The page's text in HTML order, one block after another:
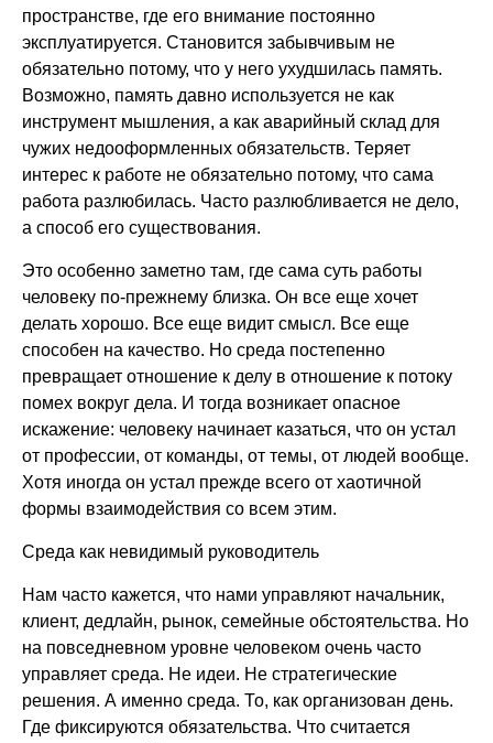
пространстве, где его внимание постоянно
эксплуатируется. Становится забывчивым не
обязательно потому, что у него ухудшилась память.
Возможно, память давно используется не как
инструмент мышления, а как аварийный склад для
чужих недооформленных обязательств. Теряет
интерес к работе не обязательно потому, что сама
работа разлюбилась. Часто разлюбливается не дело,
а способ его существования.
Это особенно заметно там, где сама суть работы
человеку по-прежнему близка. Он все еще хочет
делать хорошо. Все еще видит смысл. Все еще
способен на качество. Но среда постепенно
превращает отношение к делу в отношение к потоку
помех вокруг дела. И тогда возникает опасное
искажение: человеку начинает казаться, что он устал
от профессии, от команды, от темы, от людей вообще.
Хотя иногда он устал прежде всего от хаотичной
формы взаимодействия со всем этим.
Среда как невидимый руководитель
Нам часто кажется, что нами управляют начальник,
клиент, дедлайн, рынок, семейные обстоятельства. Но
на повседневном уровне человеком очень часто
управляет среда. Не идеи. Не стратегические
решения. А именно среда. То, как организован день.
Где фиксируются обязательства. Что считается